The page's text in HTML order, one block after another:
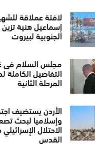
لافتة عملاقة
إسماعيل هنية
الجنوبية لبيروت
مجلس السلام فى
التفاصيل الكاملة
المرحلة الثانية
الأردن يستضيف
وإسلاميا لبحث
الاحتلال
القدس